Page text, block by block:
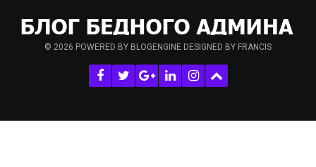
© 2026 POWERED BY BLOGENGINE DESIGNED BY FRANCIS